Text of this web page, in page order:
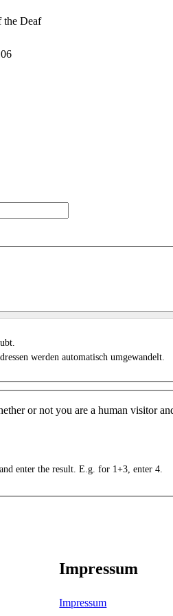
the Deaf
werden automatisch umgewandelt.
or not you are a human visitor
enter the result. E.g. for 1+3, enter 4.
Impressum
Impressum